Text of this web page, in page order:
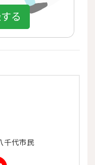
る
千代市民